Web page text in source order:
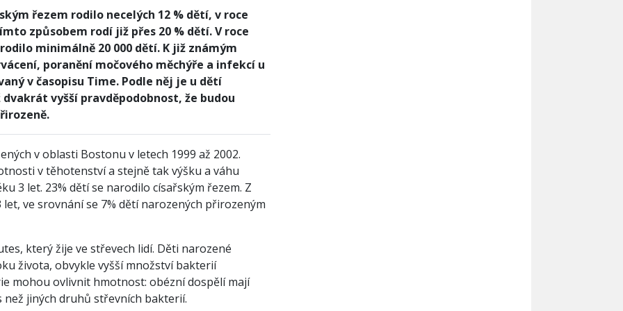
řezem rodilo necelých 12 % dětí, v roce
způsobem rodí již přes 20 % dětí. V roce
minimálně 20 000 dětí. K již známým
poranění močového měchýře a infekcí u
v časopisu Time. Podle něj je u dětí
vyšší pravděpodobnost, že budou
v oblasti Bostonu v letech 1999 až 2002.
v těhotenství a stejně tak výšku a váhu
3 let. 23% dětí se narodilo císařským řezem. Z
ve srovnání se 7% dětí narozených přirozeným
který žije ve střevech lidí. Děti narozené
života, obvykle vyšší množství bakterií
mohou ovlivnit hmotnost: obézní dospělí mají
jiných druhů střevních bakterií.